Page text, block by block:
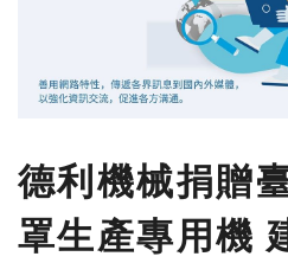
德利機械捐贈
罩生產專用機